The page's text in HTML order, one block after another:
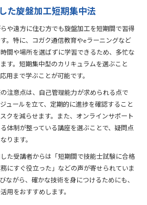
た旋盤加工短期集中法
や遠方に住む方でも旋盤加工を短期間で習得
。特に、コガク通信教育やeラーニングなど
間や場所を選ばずに学習できるため、多忙な
す。短期集中型のカリキュラムを選ぶこと
用まで学ぶことが可能です。
注意点は、自己管理能力が求められる点で
ュールを立て、定期的に進捗を確認すること
クを減らせます。また、オンラインサポート
体制が整っている講座を選ぶことで、疑問点
ります。
た受講者からは「短期間で技能士試験に合格
にすぐ役立った」などの声が寄せられていま
ながら、確かな技術を身につけるためにも、
用をおすすめします。